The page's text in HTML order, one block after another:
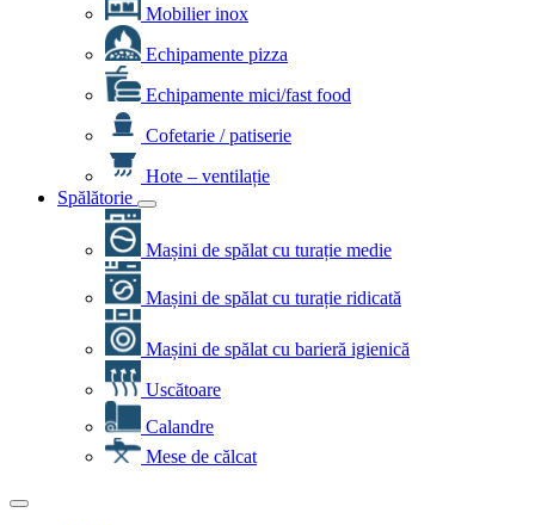
Mobilier inox
Echipamente pizza
Echipamente mici/fast food
Cofetarie / patiserie
Hote – ventilație
Spălătorie
Mașini de spălat cu turație medie
Mașini de spălat cu turație ridicată
Mașini de spălat cu barieră igienică
Uscătoare
Calandre
Mese de călcat